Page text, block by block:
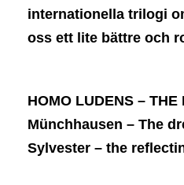
internationella trilogi
oss ett lite bättre och
HOMO LUDENS – THE
Münchhausen – The
Sylvester – the